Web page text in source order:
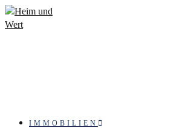
Zum
Inhalt
IMMOBILIEN